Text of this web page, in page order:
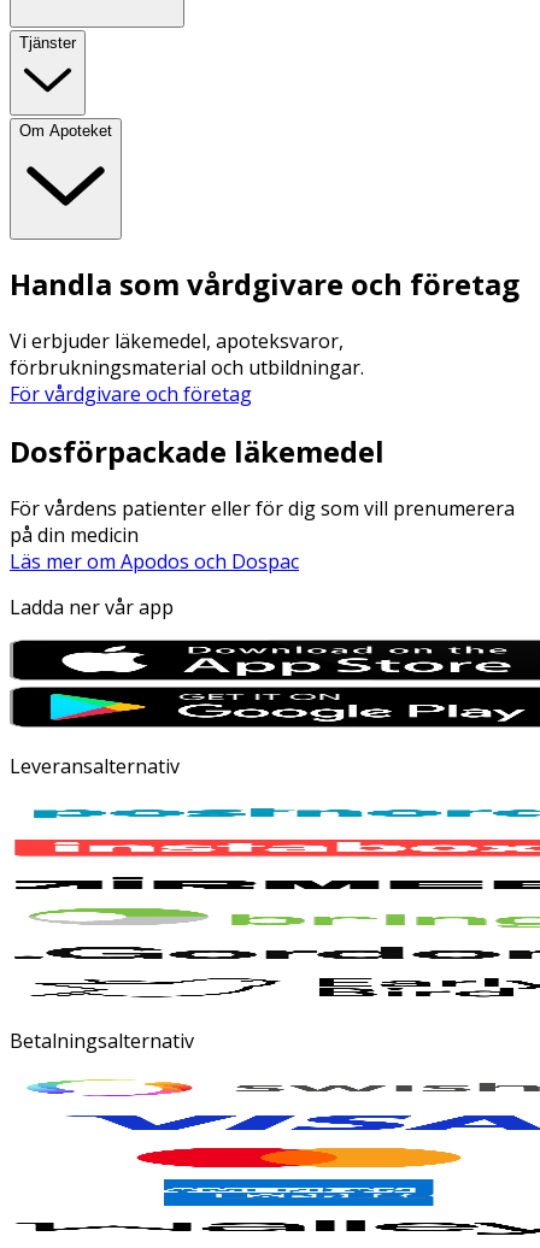
Tjänster
Om Apoteket
Handla som vårdgivare och företag
Vi erbjuder läkemedel, apoteksvaror,
förbrukningsmaterial och utbildningar.
För vårdgivare och företag
Dosförpackade läkemedel
För vårdens patienter eller för dig som vill prenumerera
på din medicin
Läs mer om Apodos och Dospac
Ladda ner vår app
Leveransalternativ
Betalningsalternativ